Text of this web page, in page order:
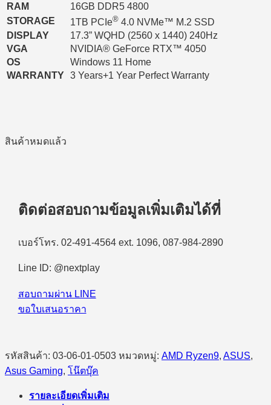
RAM
16GB DDR5 4800
STORAGE
1TB PCIe® 4.0 NVMe™ M.2 SSD
DISPLAY
17.3” WQHD (2560 x 1440) 240Hz
VGA
NVIDIA® GeForce RTX™ 4050
OS
Windows 11 Home
WARRANTY 3 Years+1 Year Perfect Warranty
สินค้าหมดแล้ว
ติดต่อสอบถามข้อมูลเพิ่มเติมได้ที่
เบอร์โทร. 02-491-4564 ext. 1096, 087-984-2890
Line ID: @nextplay
สอบถามผ่าน LINE
ขอใบเสนอราคา
รหัสสินค้า: 03-06-01-0503 หมวดหมู่: AMD Ryzen9, ASUS,
Asus Gaming, โน๊ตบุ๊ค
รายละเอียดเพิ่มเติม